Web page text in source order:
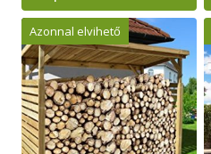
Ennek
a
terméknek
több
variációja
van.
Azonnal elvihető